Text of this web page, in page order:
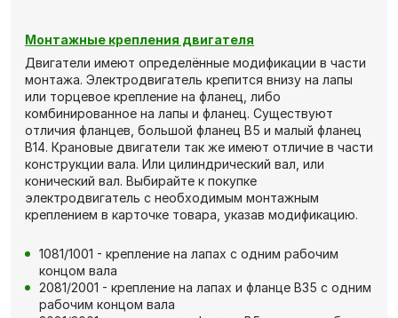
Монтажные крепления двигателя
Двигатели имеют определённые модификации в части
монтажа. Электродвигатель крепится внизу на лапы
или торцевое крепление на фланец, либо
комбинированное на лапы и фланец. Существуют
отличия фланцев, большой фланец В5 и малый фланец
В14. Крановые двигатели так же имеют отличие в части
конструкции вала. Или цилиндрический вал, или
конический вал. Выбирайте к покупке
электродвигатель с необходимым монтажным
креплением в карточке товара, указав модификацию.
1081/1001 - крепление на лапах с одним рабочим
концом вала
2081/2001 - крепление на лапах и фланце В35 с одним
рабочим концом вала